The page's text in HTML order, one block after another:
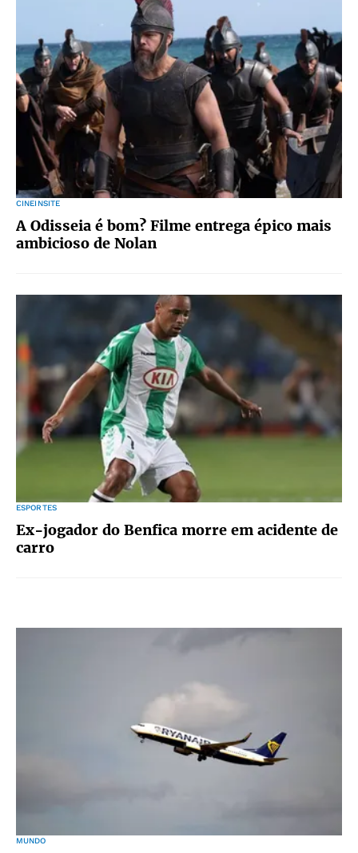
CINEINSITE
A Odisseia é bom? Filme entrega épico mais
ambicioso de Nolan
ESPORTES
Ex-jogador do Benfica morre em acidente de
carro
MUNDO